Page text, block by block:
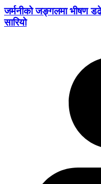
जर्मनीको जङ्गलमा भीषण
सारियो